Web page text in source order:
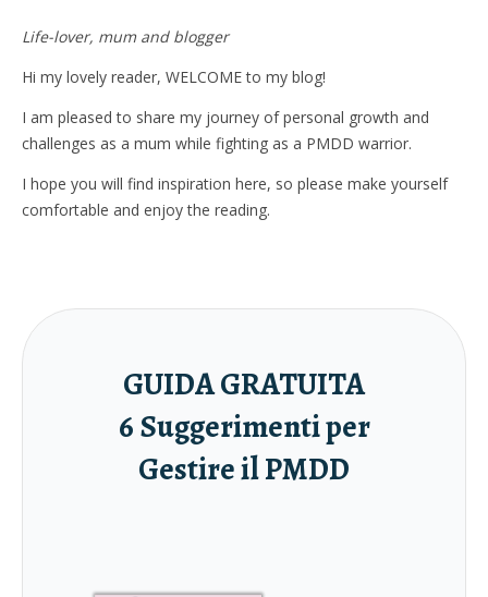
Life-lover, mum and blogger
Hi my lovely reader, WELCOME to my blog!
I am pleased to share my journey of personal growth and
challenges as a mum while fighting as a PMDD warrior.
I hope you will find inspiration here, so please make yourself
comfortable and enjoy the reading.
GUIDA GRATUITA
6 Suggerimenti per
Gestire il PMDD